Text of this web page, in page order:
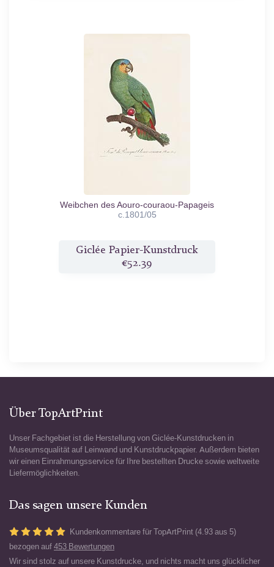
Weibchen des Aouro-couraou-Papageis
c.1801/05
Giclée Papier-Kunstdruck
€52.39
Über TopArtPrint
Unser Fachgebiet ist die Herstellung von Giclée-Kunstdrucken in
Museumsqualität auf Leinwand und Kunstdruckpapier. Außerdem bieten
wir einen Einrahmungsservice für Ihre bestellten Drucke sowie weltweite
Liefermöglichkeiten.
Das sagen unsere Kunden
Kundenkommentare für TopArtPrint (4.93 aus 5)
bezogen auf 453 Bewertungen
Wir sind stolz auf unsere Kunstdrucke, und nichts macht uns glücklicher